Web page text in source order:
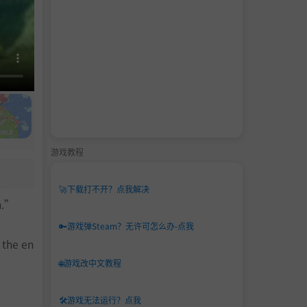
en
游戏教程
🚀下载打不开？点我解决
🔑游戏弹Steam？无许可怎么办-点我
🌐游戏改中文教程
🛠️游戏无法运行？点我